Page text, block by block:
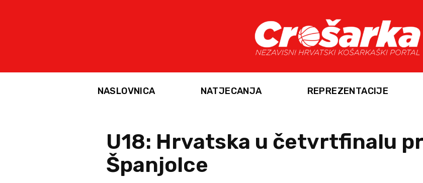
NASLOVNICA NATJECANJA REPREZENTACIJE
U18: Hrvatska u četvrtfinalu
Španjolce